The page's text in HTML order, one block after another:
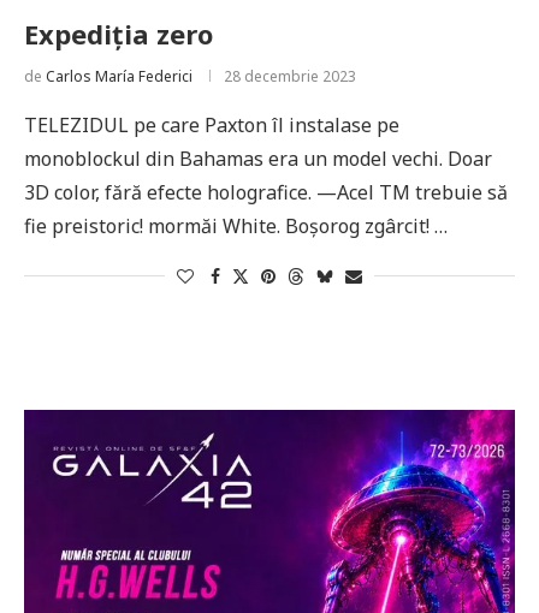
Expediția zero
de Carlos María Federici 28 decembrie 2023
TELEZIDUL pe care Paxton îl instalase pe
monoblockul din Bahamas era un model vechi. Doar
3D color, fără efecte holografice. —Acel TM trebuie să
fie preistoric! mormăi White. Boșorog zgârcit! …